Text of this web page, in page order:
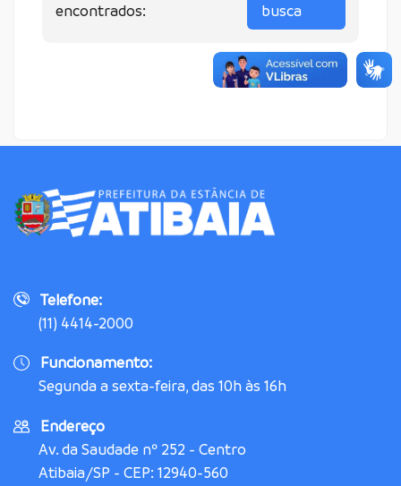
encontrados:
busca
Telefone:
(11) 4414-2000
Funcionamento:
Segunda a sexta-feira, das 10h às 16h
Endereço
Av. da Saudade nº 252 - Centro
Atibaia/SP - CEP: 12940-560